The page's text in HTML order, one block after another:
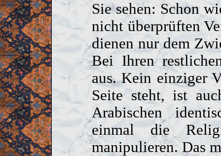
Sie sehen: Schon
nicht überprüften
dienen nur dem
Bei Ihren
aus. Kein einziger
Seite steht, ist
Arabischen
einmal die
manipulieren. Das